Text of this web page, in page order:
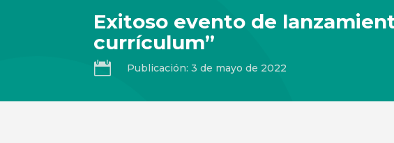
Exitoso evento de
currículum”
 Publicación: 3 de mayo de 2022